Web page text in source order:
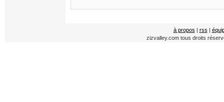
à propos | rss |
zizvalley.com tous droits